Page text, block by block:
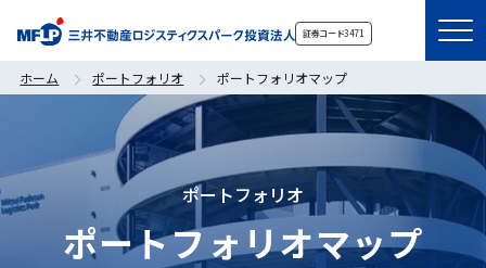
証券コード3471
ホーム ポートフォリオ ポートフォリオマップ
ポートフォリオ
ポートフォリオマップ